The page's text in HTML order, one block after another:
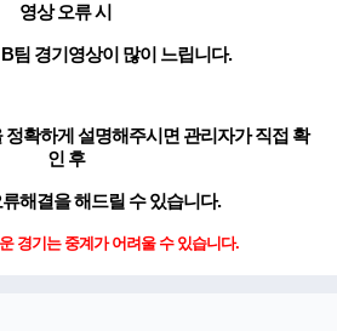
영상 오류 시
팀 경기영상이 많이 느립니다.
정확하게 설명해주시면 관리자가 직접 확
인 후
해결을 해드릴 수 있습니다.
경기는 중계가 어려울 수 있습니다.